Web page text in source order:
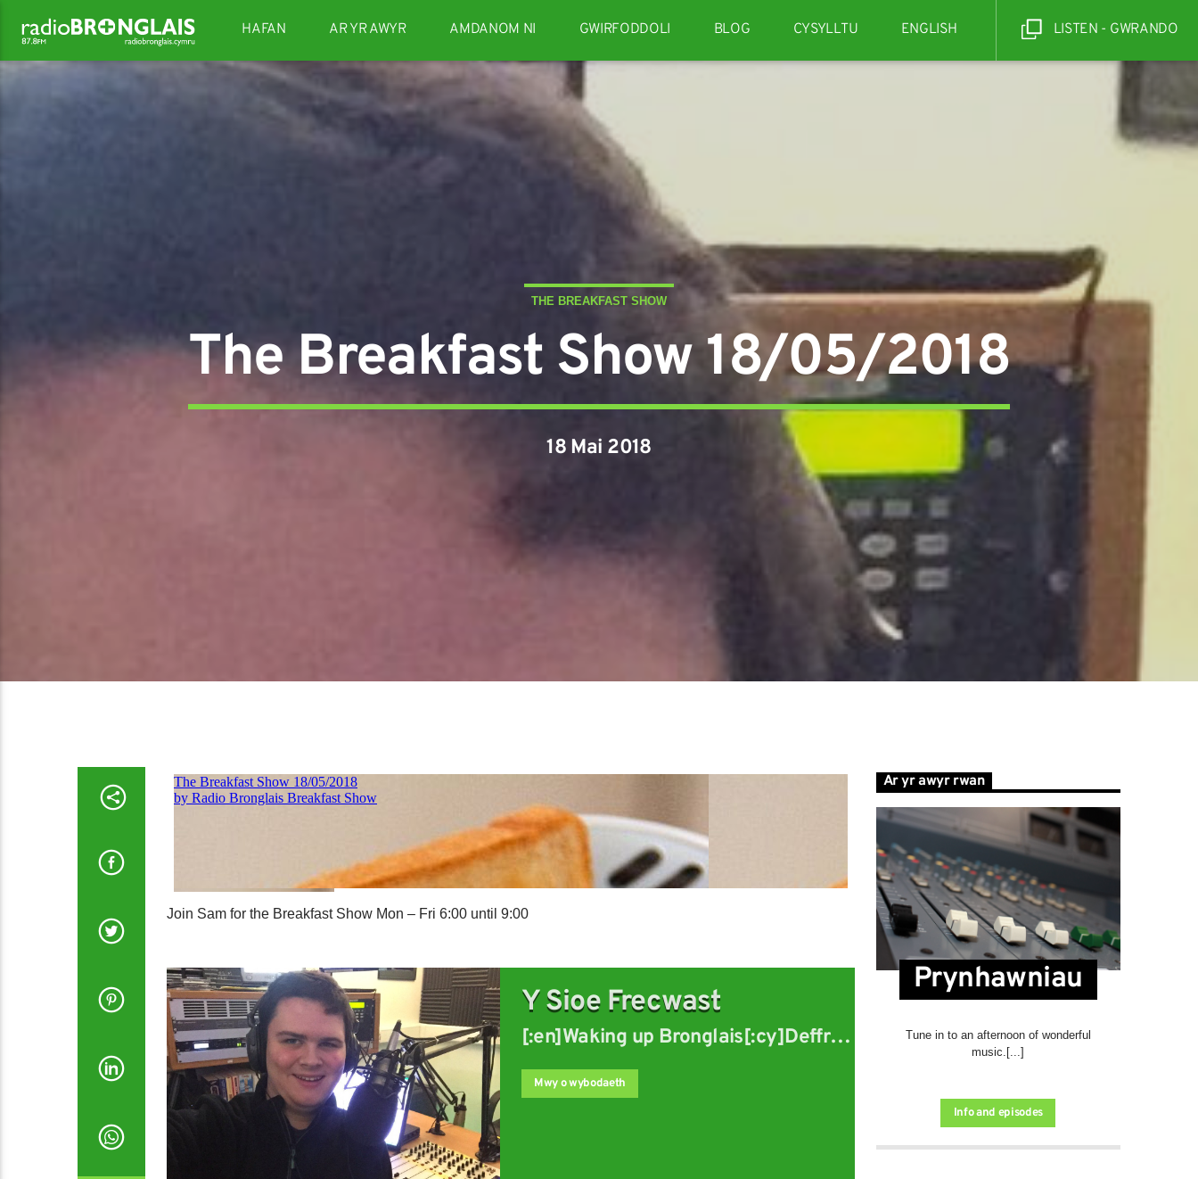
HAFAN AR YR AWYR AMDANOM NI GWIRFODDOLI BLOG CYSYLLTU ENGLISH LISTEN - GWRANDO
THE BREAKFAST SHOW
The Breakfast Show 18/05/2018
18 Mai 2018
Join Sam for the Breakfast Show Mon – Fri 6:00 until 9:00
Y Sioe Frecwast
[:en]Waking up Bronglais[:cy]Deffro
Mwy o wybodaeth
Ar yr awyr rwan
Prynhawniau
Tune in to an afternoon of wonderful
music.[...]
Info and episodes